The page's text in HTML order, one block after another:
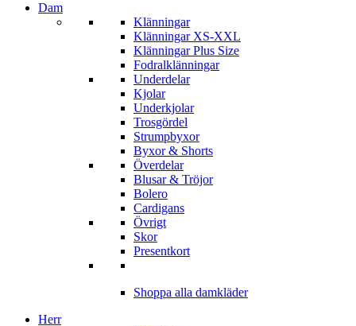
Dam
Klänningar
Klänningar XS-XXL
Klänningar Plus Size
Fodralklänningar
Underdelar
Kjolar
Underkjolar
Trosgördel
Strumpbyxor
Byxor & Shorts
Överdelar
Blusar & Tröjor
Bolero
Cardigans
Övrigt
Skor
Presentkort
Shoppa alla damkläder
Herr